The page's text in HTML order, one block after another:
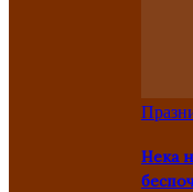
Нека